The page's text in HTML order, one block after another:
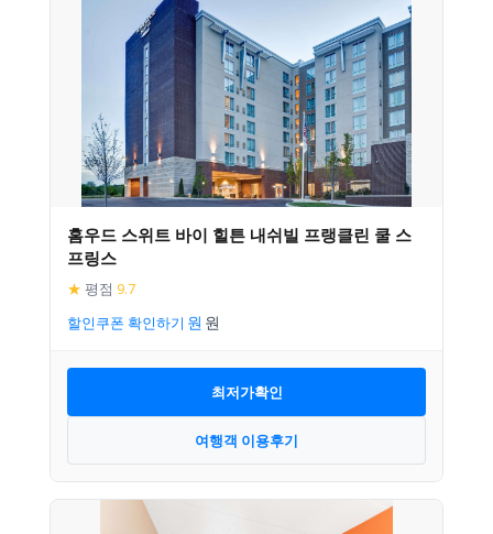
홈우드 스위트 바이 힐튼 내쉬빌 프랭클린 쿨 스
프링스
★ 평점 9.7
할인쿠폰 확인하기
최저가확인
여행객 이용후기